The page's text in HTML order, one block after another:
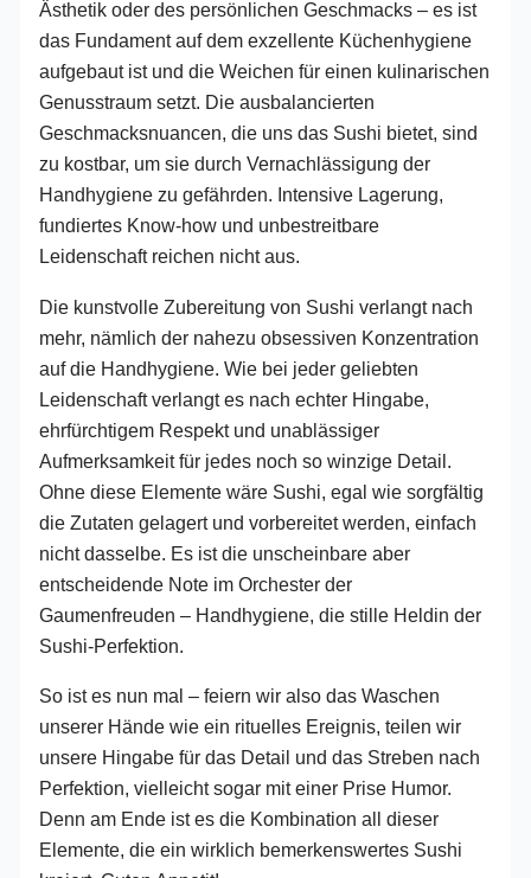
Ästhetik oder des persönlichen Geschmacks – es ist
das Fundament auf dem exzellente Küchenhygiene
aufgebaut ist und die Weichen für einen kulinarischen
Genusstraum setzt. Die ausbalancierten
Geschmacksnuancen, die uns das Sushi bietet, sind
zu kostbar, um sie durch Vernachlässigung der
Handhygiene zu gefährden. Intensive Lagerung,
fundiertes Know-how und unbestreitbare
Leidenschaft reichen nicht aus.
Die kunstvolle Zubereitung von Sushi verlangt nach
mehr, nämlich der nahezu obsessiven Konzentration
auf die Handhygiene. Wie bei jeder geliebten
Leidenschaft verlangt es nach echter Hingabe,
ehrfürchtigem Respekt und unablässiger
Aufmerksamkeit für jedes noch so winzige Detail.
Ohne diese Elemente wäre Sushi, egal wie sorgfältig
die Zutaten gelagert und vorbereitet werden, einfach
nicht dasselbe. Es ist die unscheinbare aber
entscheidende Note im Orchester der
Gaumenfreuden – Handhygiene, die stille Heldin der
Sushi-Perfektion.
So ist es nun mal – feiern wir also das Waschen
unserer Hände wie ein rituelles Ereignis, teilen wir
unsere Hingabe für das Detail und das Streben nach
Perfektion, vielleicht sogar mit einer Prise Humor.
Denn am Ende ist es die Kombination all dieser
Elemente, die ein wirklich bemerkenswertes Sushi